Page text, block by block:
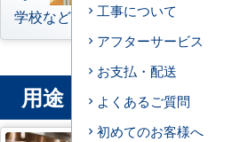
学校などの教育機関 宿泊施設
用途 から業務用エア
工事について
アフターサービス
お支払・配送
よくあるご質問
初めてのお客様へ